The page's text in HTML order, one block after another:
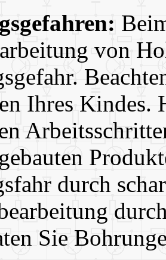
von
Ihres Kindes.
durch
Sie